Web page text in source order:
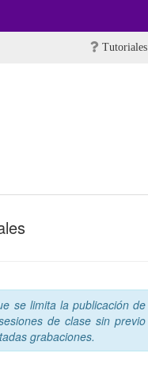
Tutoriales
se limita la publicación de
de clase sin previo
grabaciones.